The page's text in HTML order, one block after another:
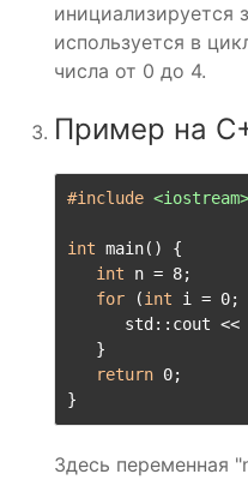
инициализируется
используется в
числа от 0 до 4.
Пример на
#include <iostream>
int main() {
int n = 8;
for (int i = 0;
std::cout <<
   }
return 0;
}
Здесь переменная